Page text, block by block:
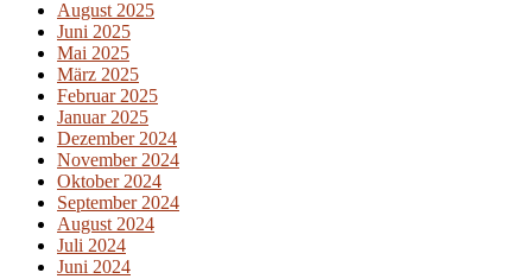
August 2025
Juni 2025
Mai 2025
März 2025
Februar 2025
Januar 2025
Dezember 2024
November 2024
Oktober 2024
September 2024
August 2024
Juli 2024
Juni 2024